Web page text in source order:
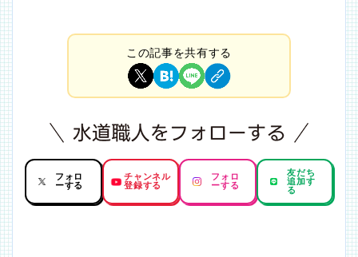
この記事を共有する
フォロ
ーする
チャンネル
登録する
フォロ
ーする
友だち
追加す
る